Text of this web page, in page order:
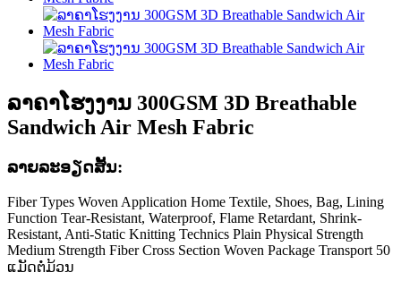
ລາຄາໂຮງງານ 300GSM 3D Breathable
Sandwich Air Mesh Fabric
ລາຍ​ລະ​ອຽດ​ສັ້ນ​:
Fiber Types Woven Application Home Textile, Shoes, Bag, Lining
Function Tear-Resistant, Waterproof, Flame Retardant, Shrink-
Resistant, Anti-Static Knitting Technics Plain Physical Strength
Medium Strength Fiber Cross Section Woven Package Transport 50
ແມັດຕໍ່ມ້ວນ